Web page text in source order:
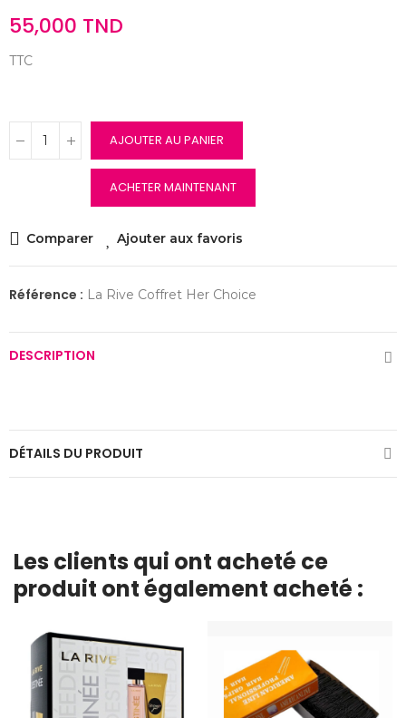
55,000 TND
TTC
AJOUTER AU PANIER
ACHETER MAINTENANT
Comparer Ajouter aux favoris
Référence : La Rive Coffret Her Choice
DESCRIPTION
DÉTAILS DU PRODUIT
Les clients qui ont acheté ce
produit ont également acheté :